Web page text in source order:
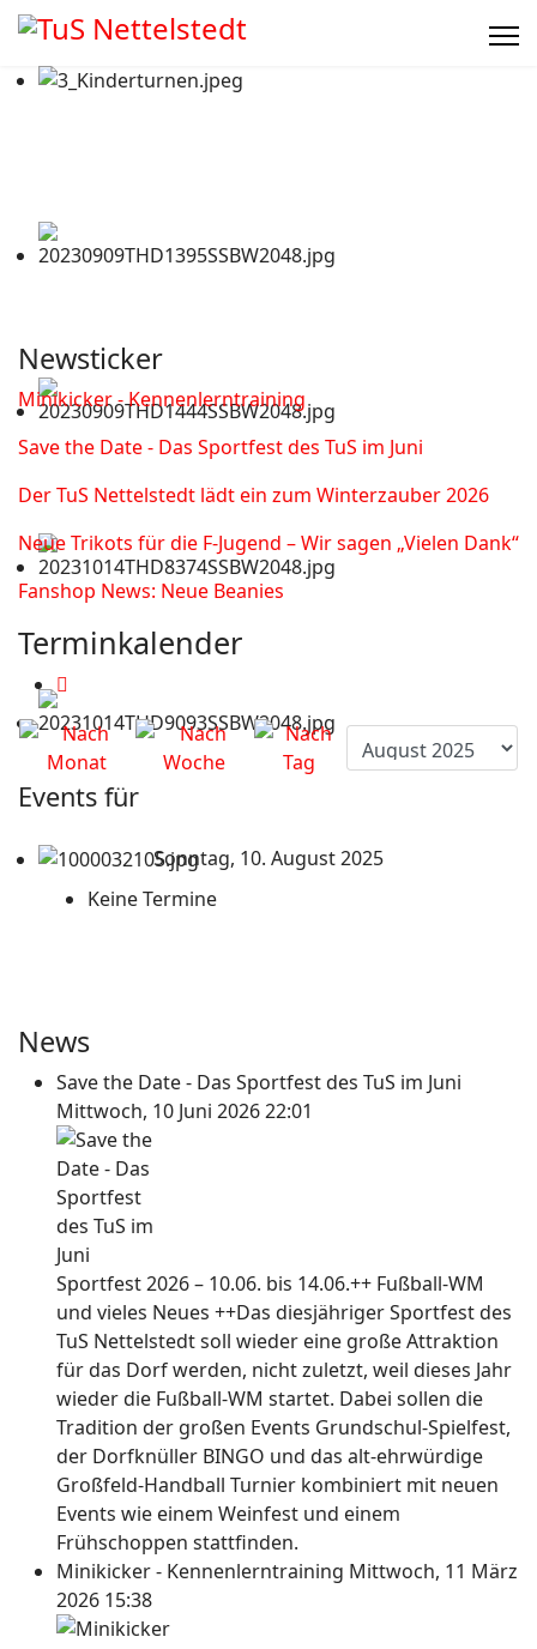
Newsticker
Minikicker - Kennenlerntraining
Save the Date - Das Sportfest des TuS im Juni
Der TuS Nettelstedt lädt ein zum Winterzauber 2026
Neue Trikots für die F-Jugend – Wir sagen „Vielen Dank“
Fanshop News: Neue Beanies
Terminkalender
Events für
Sonntag, 10. August 2025
Keine Termine
News
Save the Date - Das Sportfest des TuS im Juni
Mittwoch, 10 Juni 2026 22:01
Sportfest 2026 – 10.06. bis 14.06.++ Fußball-WM
und vieles Neues ++Das diesjähriger Sportfest des
TuS Nettelstedt soll wieder eine große Attraktion
für das Dorf werden, nicht zuletzt, weil dieses Jahr
wieder die Fußball-WM startet. Dabei sollen die
Tradition der großen Events Grundschul-Spielfest,
der Dorfknüller BINGO und das alt-ehrwürdige
Großfeld-Handball Turnier kombiniert mit neuen
Events wie einem Weinfest und einem
Frühschoppen stattfinden.
Minikicker - Kennenlerntraining Mittwoch, 11 März
2026 15:38